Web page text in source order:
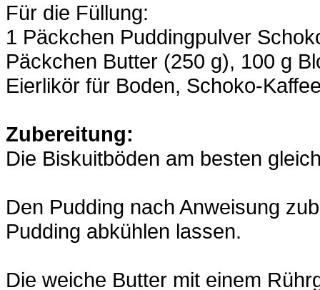
Für die Füllung:
1 Päckchen Puddingpulver
Päckchen Butter (250 g), 100 g
Eierlikör für Boden, Schoko-
Zubereitung:
Die Biskuitböden am besten
Den Pudding nach Anweisung
Pudding abkühlen lassen.
Die weiche Butter mit einem